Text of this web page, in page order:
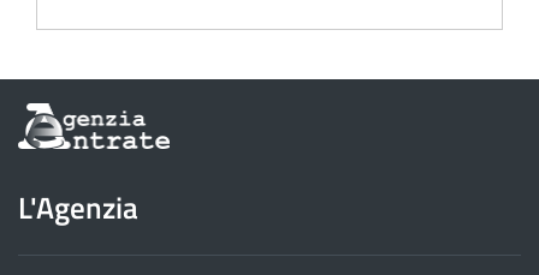
Informazioni
sul
dell'Agenzia
delle
Entrate
L'Agenzia